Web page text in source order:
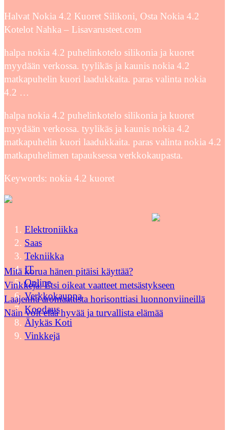
Halvat Nokia 4.2 Kuoret Silikoni, Osta Nokia 4.2
Kotelot Nahka – Lisavarusteet.com
halpa nokia 4.2 puhelinkotelo silikonia ja kuoret
myydään verkossa. tyylikäs ja kaunis nokia 4.2
matkapuhelin kuori laadukkaita. paras valinta nokia
4.2 …
halpa nokia 4.2 puhelinkotelo silikonia ja kuoret
myydään verkossa. tyylikäs ja kaunis nokia 4.2
matkapuhelin kuori laadukkaita. paras valinta nokia 4.2
matkapuhelimen tapauksessa verkkokaupasta.
Keywords: nokia 4.2 kuoret
Elektroniikka
Saas
Tekniikka
IT
Online
Verkkokauppa
Koodaus
Älykäs Koti
Vinkkejä
Mitä korua hänen pitäisi käyttää?
Vinkkejä: Etsi oikeat vaatteet metsästykseen
Laajenna aromaattista horisonttiasi luonnonviineillä
Näin voit elää hyvää ja turvallista elämää